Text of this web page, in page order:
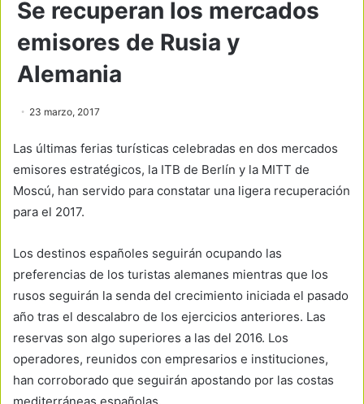
Se recuperan los mercados
emisores de Rusia y
Alemania
23 marzo, 2017
Las últimas ferias turísticas celebradas en dos mercados
emisores estratégicos, la ITB de Berlín y la MITT de
Moscú, han servido para constatar una ligera recuperación
para el 2017.
Los destinos españoles seguirán ocupando las
preferencias de los turistas alemanes mientras que los
rusos seguirán la senda del crecimiento iniciada el pasado
año tras el descalabro de los ejercicios anteriores. Las
reservas son algo superiores a las del 2016. Los
operadores, reunidos con empresarios e instituciones,
han corroborado que seguirán apostando por las costas